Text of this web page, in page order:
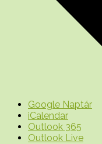
Google Naptár
iCalendar
Outlook 365
Outlook Live